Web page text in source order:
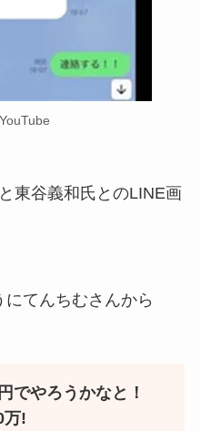
東谷義和氏とのLINE画
てんちむさんから
でやろうかなと！
万!